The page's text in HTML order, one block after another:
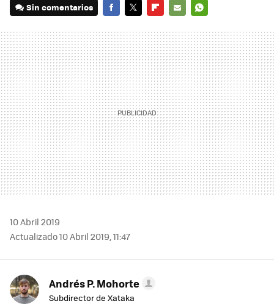
Sin comentarios
MAIL
10 Abril 2019
Actualizado 10 Abril 2019, 11:47
Andrés P. Mohorte
Subdirector de Xataka